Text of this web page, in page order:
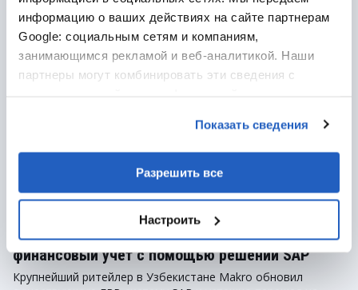
информацию о ваших действиях на сайте партнерам
Google: социальным сетям и компаниям,
занимающимся рекламой и веб-аналитикой. Наши
партнеры могут комбинировать эти сведения с
Показать сведения
Разрешить все
Настроить
Cеть супермаркетов Makro реорганизовала
финансовый учет с помощью решений SAP
Крупнейший ритейлер в Узбекистане Makro обновил